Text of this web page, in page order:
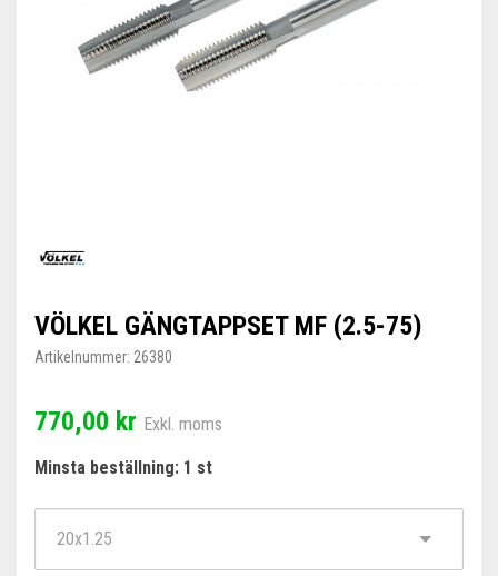
VÖLKEL GÄNGTAPPSET MF (2.5-75)
Artikelnummer: 26380
770,00 kr Exkl. moms
Minsta beställning: 1 st